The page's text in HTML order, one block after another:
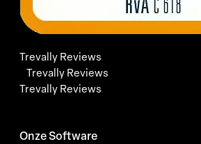
Trevally Reviews
Trevally Reviews
Trevally Reviews
Onze Software